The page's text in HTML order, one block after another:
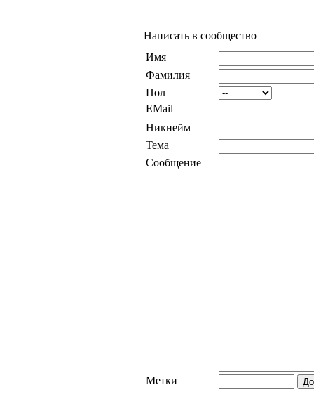
Написать в сообщество
Имя
Фамилия
Пол
EMail
Никнейм
Тема
Сообщение
Метки